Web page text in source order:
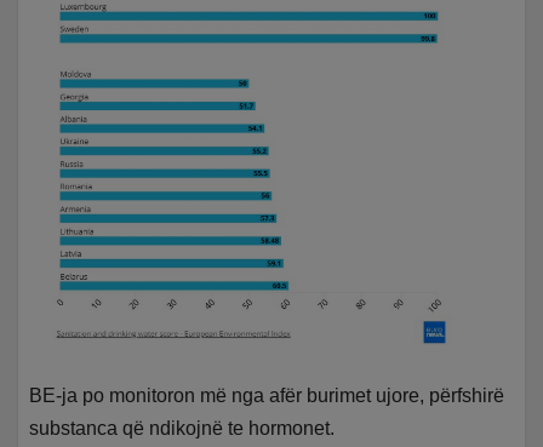
BE-ja po monitoron më nga afër burimet ujore, përfshirë
substanca që ndikojnë te hormonet.